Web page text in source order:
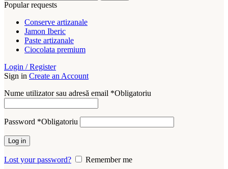
Popular requests
Conserve artizanale
Jamon Iberic
Paste artizanale
Ciocolata premium
Login / Register
Sign in Create an Account
Nume utilizator sau adresă email *Obligatoriu
Password *Obligatoriu
Log in
Lost your password? Remember me